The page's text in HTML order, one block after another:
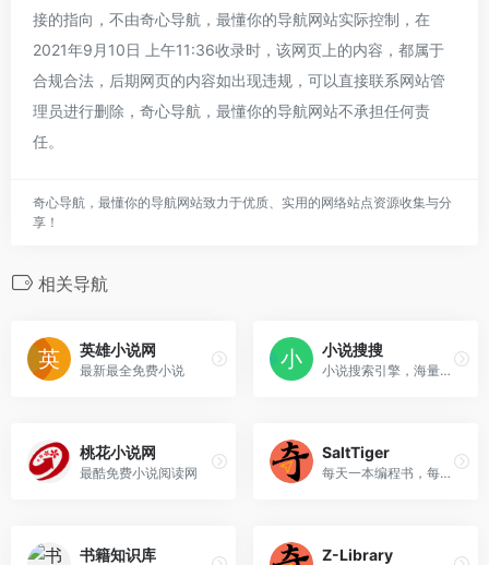
接的指向，不由奇心导航，最懂你的导航网站实际控制，在
2021年9月10日 上午11:36收录时，该网页上的内容，都属于
合规合法，后期网页的内容如出现违规，可以直接联系网站管
理员进行删除，奇心导航，最懂你的导航网站不承担任何责
任。
奇心导航，最懂你的导航网站致力于优质、实用的网络站点资源收集与分
享！
相关导航
英雄小说网
最新最全免费小说
小说搜搜
小说搜索引擎，海量资源下载
桃花小说网
最酷免费小说阅读网
SaltTiger
每天一本编程书，每天进步一点点
书籍知识库 Z-Library